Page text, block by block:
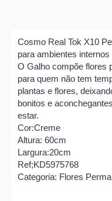
Cosmo Real Tok X10
para ambientes
O Galho compõe flores
para quem não tem
plantas e flores,
bonitos e
estar.
Cor:Creme
Altura: 60cm
Largura:20cm
Ref;KD5975768
Categoria: Flores